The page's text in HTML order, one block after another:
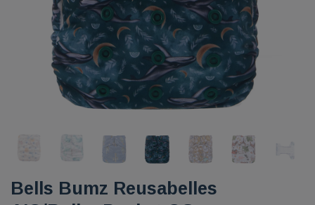
Bells Bumz Reusabelles